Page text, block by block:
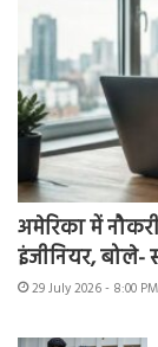
अमेरिका में
इंजीनियर, बोले-
29 July 2026 - 8:00 PM